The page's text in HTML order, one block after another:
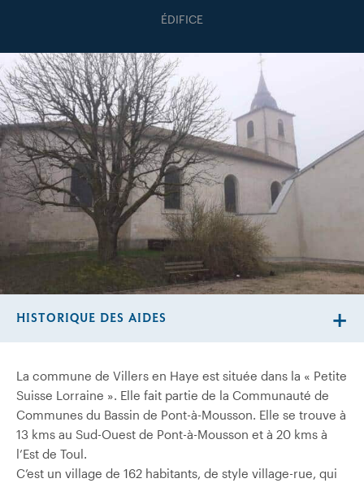
ÉDIFICE
La commune de Villers en Haye est située dans la « Petite
Suisse Lorraine ». Elle fait partie de la Communauté de
Communes du Bassin de Pont-à-Mousson. Elle se trouve à
13 kms au Sud-Ouest de Pont-à-Mousson et à 20 kms à
l’Est de Toul.
C’est un village de 162 habitants, de style village-rue, qui
HISTORIQUE DES AIDES